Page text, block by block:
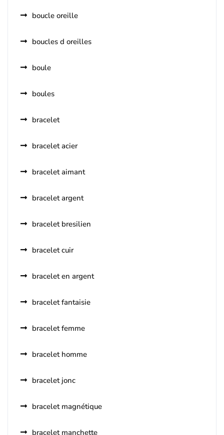
boucle oreille
boucles d oreilles
boule
boules
bracelet
bracelet acier
bracelet aimant
bracelet argent
bracelet bresilien
bracelet cuir
bracelet en argent
bracelet fantaisie
bracelet femme
bracelet homme
bracelet jonc
bracelet magnétique
bracelet manchette